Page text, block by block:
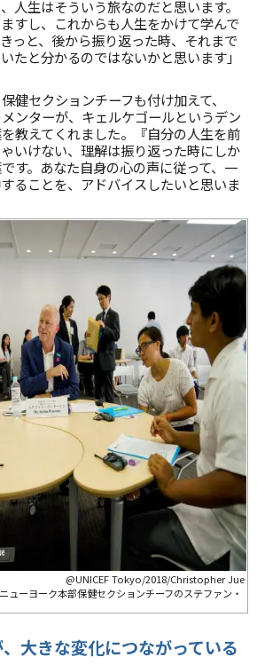
人生はそういう旅なのだと思います。
すし、これからも人生をかけて学んで
っと、後から振り返った時、それまで
たと分かるのではないかと思います」
健セクションチーフも付け加えて、
メンターが、キェルケゴールというデン
教えてくれました。『自分の人生を前
いけない、理解は振り返った時にしか
す。あなた自身の心の声に従って、一
ることを、アドバイスしたいと思いま
@UNICEF Tokyo/2018/Christopher Jue
ューヨーク本部保健セクションチーフのステファン・
大きな変化につながっている